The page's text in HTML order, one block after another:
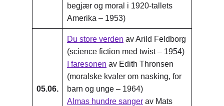
begjær og moral i 1920-tallets
Amerika – 1953)
05.06.
Du store verden av Arild Feldborg
(science fiction med twist – 1954)
I faresonen av Edith Thronsen
(moralske kvaler om nasking, for
barn og unge – 1964)
Almas hundre sanger av Mats